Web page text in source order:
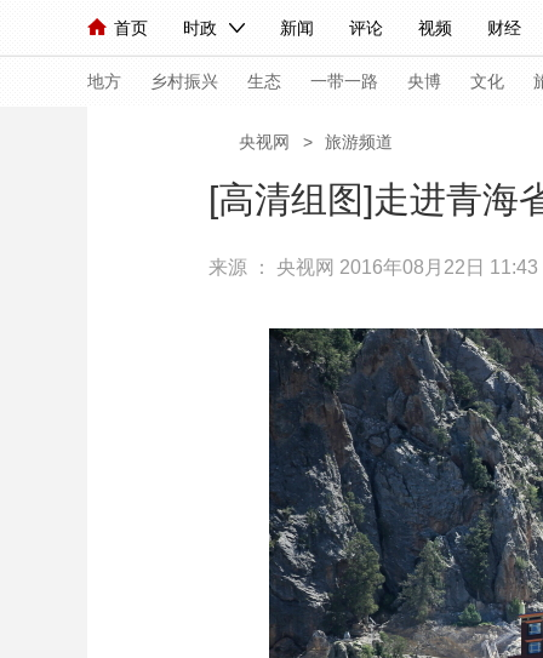
首页 时政 新闻 评论 视频 财经
人民领袖习近平 联播+ 中国领导人 央视快评 习
直播 栏目大全 节目单 听音 微视频
海外频道 iPanda English Монгол
地方 乡村振兴 生态 一带一路 央博 文化
国内 国际 评论 经济 军事
小央直播 直播中国 熊
比划 快看 蓝海中国 新
竞猜 2026年世界杯 2026年
CCTV奥林匹克频道 生活体育大会
乡村振兴 生态环境 一带一路
大国展会 大国保险 云顶对话
央视网 > 旅游频道
[高清组图]走进青海
来源 ： 央视网 2016年08月22日 11:43